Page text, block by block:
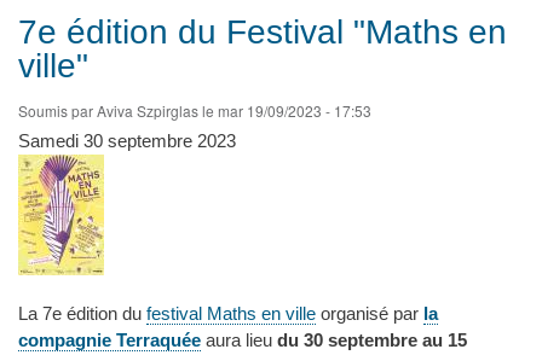
d'Ariane
7e édition du Festival "Maths en
ville"
Soumis parAviva Szpirglasle mar 19/09/2023 - 17:53
Samedi 30 septembre 2023
La 7e édition du festival Maths en ville organisé par la
compagnie Terraquée aura lieu du 30 septembre au 15